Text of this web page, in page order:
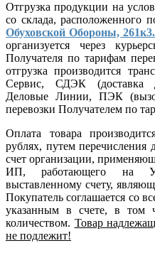
Отгрузка продукции на
со склада, расположенного
Обуховской Обороны, 261к3.
организуется через
Получателя по тарифам
отгрузка производится
Сервис, СДЭК (доставка
Деловые Линии, ПЭК
перевозки Получателем по
Оплата товара
рублях, путем перечисления
счет организации,
ИП, работающего на
выставленному счету,
Покупатель соглашается со
указанным в счете, в том
количеством. Товар
не подлежит!